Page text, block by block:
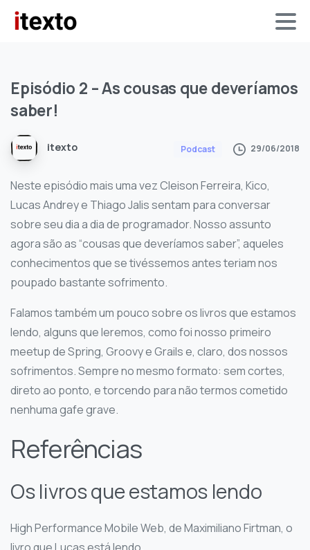
Episódio 2 –Ascousas quedeveríamos
saber!
itexto Podcast 29/06/2018
Neste episódio mais uma vez Cleison Ferreira, Kico,
Lucas Andrey e Thiago Jalis sentam para conversar
sobre seu dia a dia de programador. Nosso assunto
agora são as “cousas que deveríamos saber”, aqueles
conhecimentos que se tivéssemos antes teriam nos
poupado bastante sofrimento.
Falamos também um pouco sobre os livros que estamos
lendo, alguns que leremos, como foi nosso primeiro
meetup de Spring, Groovy e Grails e, claro, dos nossos
sofrimentos. Sempre no mesmo formato: sem cortes,
direto ao ponto, e torcendo para não termos cometido
nenhuma gafe grave.
Referências
Os livros que estamos lendo
High Performance Mobile Web, de Maximiliano Firtman, o